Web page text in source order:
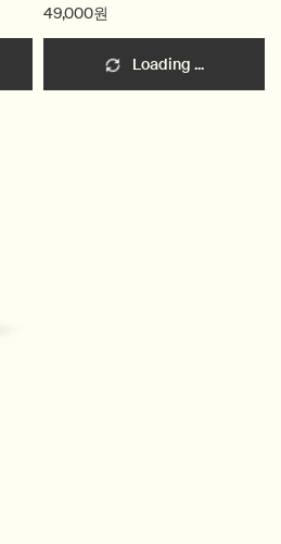
49,000원
Loading ...